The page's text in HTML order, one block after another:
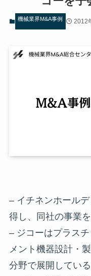
機械業界M&A事例 2012
– イチネンホール
得し、同社の事業
– ジコーはプラス
メント機器設計・
分野で展開している